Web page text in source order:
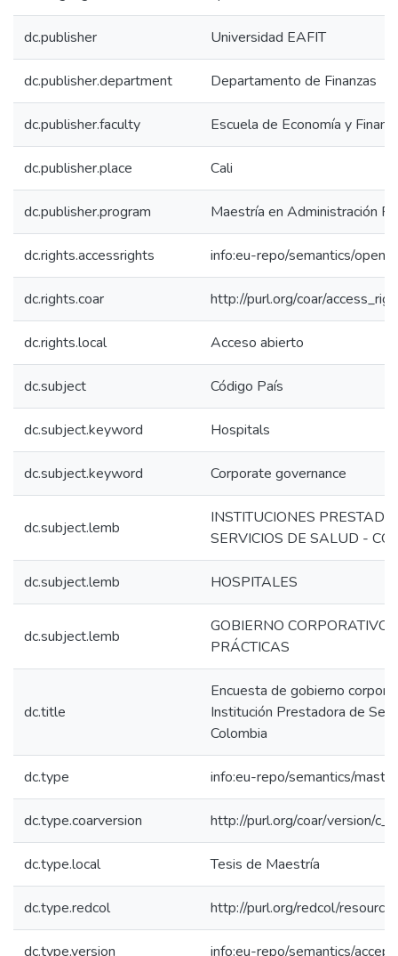
dc.publisher Universidad EAFIT
dc.publisher.department Departamento de Finanzas
dc.publisher.faculty Escuela de Economía y
dc.publisher.place Cali
dc.publisher.program Maestría en Administración
dc.rights.accessrights info:eu-repo/semantics/
dc.rights.coar http://purl.org/coar/
dc.rights.local Acceso abierto
dc.subject Código País
dc.subject.keyword Hospitals
dc.subject.keyword Corporate governance
dc.subject.lemb
INSTITUCIONES
SERVICIOS DE SALUD -
dc.subject.lemb HOSPITALES
dc.subject.lemb
GOBIERNO CORPORATIVO
PRÁCTICAS
dc.title
Encuesta de gobierno
Institución Prestadora de
Colombia
dc.type info:eu-repo/semantics/
dc.type.coarversion http://purl.org/coar/version/
dc.type.local Tesis de Maestría
dc.type.redcol http://purl.org/redcol/
dc.type.version info:eu-repo/semantics/